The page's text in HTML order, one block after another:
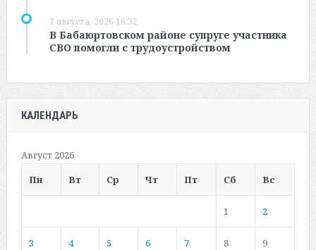
7 августа, 2026 16:32
В Бабаюртовском районе супруге участника
СВО помогли с трудоустройством
КАЛЕНДАРЬ
Август 2026
Пн
Вт Ср Чт Пт Сб Вс
1 2
3 4 5 6 7 8 9